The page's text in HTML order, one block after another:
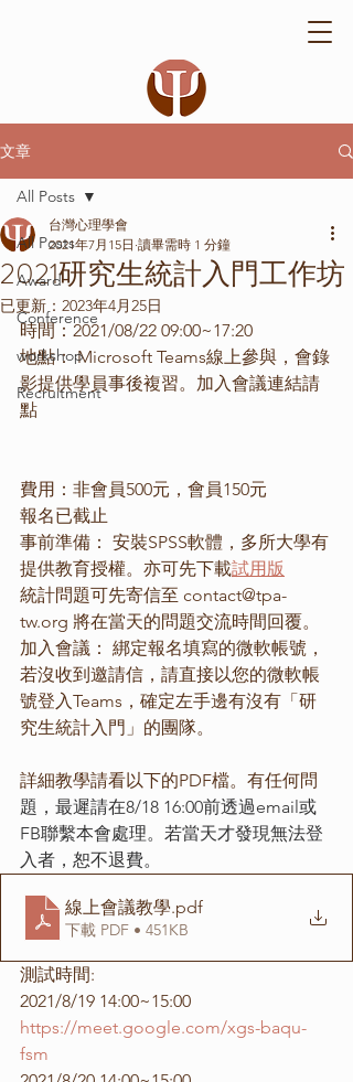
文章
All Posts
Award
Conference
workshop
Recruitment
All Posts
2021研究生統計入門工作坊
台灣心理學會
2021年7月15日 讀畢需時 1 分鐘
已更新： 2023年4月25日
時間：2021/08/22 09:00~17:20
地點： Microsoft Teams線上參與，會錄
影提供學員事後複習。加入會議連結請
點
費用：非會員500元，會員150元
報名已截止
事前準備： 安裝SPSS軟體，多所大學有
提供教育授權。亦可先下載試用版
統計問題可先寄信至 contact@tpa-
tw.org 將在當天的問題交流時間回覆。
加入會議： 綁定報名填寫的微軟帳號，
若沒收到邀請信，請直接以您的微軟帳
號登入Teams，確定左手邊有沒有「研
究生統計入門」的團隊。
詳細教學請看以下的PDF檔。有任何問
題，最遲請在8/18 16:00前透過email或
FB聯繫本會處理。若當天才發現無法登
入者，恕不退費。
線上會議教學.pdf
下載 PDF • 451KB
測試時間:
2021/8/19 14:00~15:00
https://meet.google.com/xgs-baqu-
fsm